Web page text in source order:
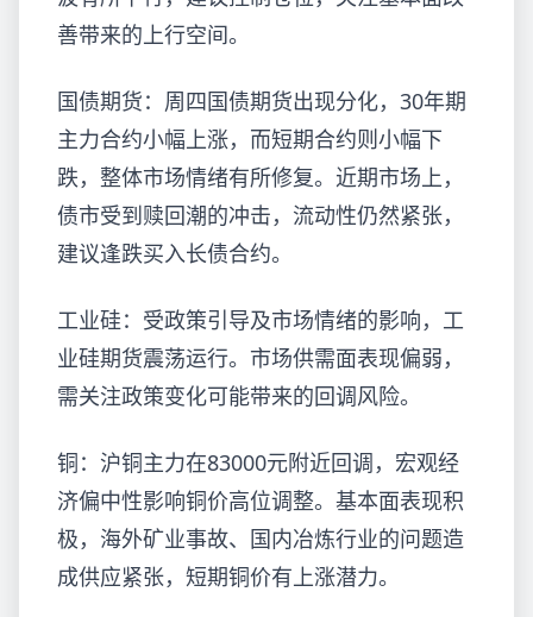
善带来的上行空间。
国债期货：周四国债期货出现分化，30年期
主力合约小幅上涨，而短期合约则小幅下
跌，整体市场情绪有所修复。近期市场上，
债市受到赎回潮的冲击，流动性仍然紧张，
建议逢跌买入长债合约。
工业硅：受政策引导及市场情绪的影响，工
业硅期货震荡运行。市场供需面表现偏弱，
需关注政策变化可能带来的回调风险。
铜：沪铜主力在83000元附近回调，宏观经
济偏中性影响铜价高位调整。基本面表现积
极，海外矿业事故、国内冶炼行业的问题造
成供应紧张，短期铜价有上涨潜力。